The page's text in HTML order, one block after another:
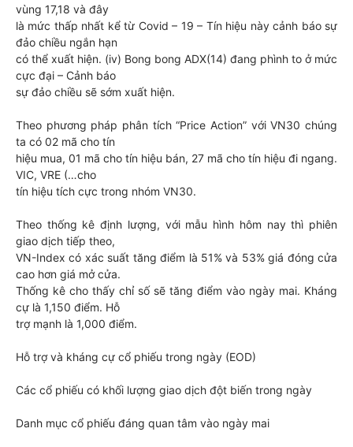
vùng 17,18 và đây
là mức thấp nhất kể từ Covid – 19 – Tín hiệu này cảnh báo sự
đảo chiều ngắn hạn
có thể xuất hiện. (iv) Bong bong ADX(14) đang phình to ở mức
cực đại – Cảnh báo
sự đảo chiều sẽ sớm xuất hiện.
Theo phương pháp phân tích “Price Action” với VN30 chúng
ta có 02 mã cho tín
hiệu mua, 01 mã cho tín hiệu bán, 27 mã cho tín hiệu đi ngang.
VIC, VRE (…cho
tín hiệu tích cực trong nhóm VN30.
Theo thống kê định lượng, với mẫu hình hôm nay thì phiên
giao dịch tiếp theo,
VN-Index có xác suất tăng điểm là 51% và 53% giá đóng cửa
cao hơn giá mở cửa.
Thống kê cho thấy chỉ số sẽ tăng điểm vào ngày mai. Kháng
cự là 1,150 điểm. Hỗ
trợ mạnh là 1,000 điểm.
Hỗ trợ và kháng cự cổ phiếu trong ngày (EOD)
Các cổ phiếu có khối lượng giao dịch đột biến trong ngày
Danh mục cổ phiếu đáng quan tâm vào ngày mai